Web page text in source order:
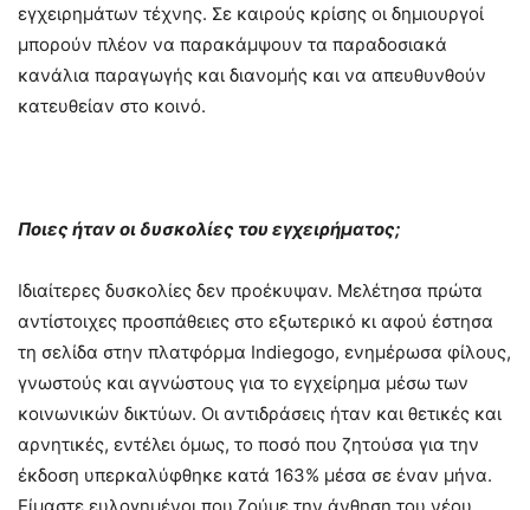
εγχειρημάτων τέχνης. Σε καιρούς κρίσης οι δημιουργοί
μπορούν πλέον να παρακάμψουν τα παραδοσιακά
κανάλια παραγωγής και διανομής και να απευθυνθούν
κατευθείαν στο κοινό.
Ποιες ήταν οι δυσκολίες του εγχειρήματος;
Ιδιαίτερες δυσκολίες δεν προέκυψαν. Μελέτησα πρώτα
αντίστοιχες προσπάθειες στο εξωτερικό κι αφού έστησα
τη σελίδα στην πλατφόρμα Indiegogo, ενημέρωσα φίλους,
γνωστούς και αγνώστους για το εγχείρημα μέσω των
κοινωνικών δικτύων. Οι αντιδράσεις ήταν και θετικές και
αρνητικές, εντέλει όμως, το ποσό που ζητούσα για την
έκδοση υπερκαλύφθηκε κατά 163% μέσα σε έναν μήνα.